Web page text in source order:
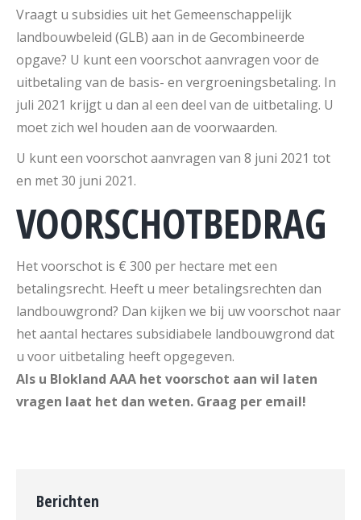
Vraagt u subsidies uit het Gemeenschappelijk
landbouwbeleid (GLB) aan in de Gecombineerde
opgave? U kunt een voorschot aanvragen voor de
uitbetaling van de basis- en vergroeningsbetaling. In
juli 2021 krijgt u dan al een deel van de uitbetaling. U
moet zich wel houden aan de voorwaarden.
U kunt een voorschot aanvragen van 8 juni 2021 tot
en met 30 juni 2021.
VOORSCHOTBEDRAG
Het voorschot is € 300 per hectare met een
betalingsrecht. Heeft u meer betalingsrechten dan
landbouwgrond? Dan kijken we bij uw voorschot naar
het aantal hectares subsidiabele landbouwgrond dat
u voor uitbetaling heeft opgegeven.
Als u Blokland AAA het voorschot aan wil laten
vragen laat het dan weten. Graag per email!
Berichten